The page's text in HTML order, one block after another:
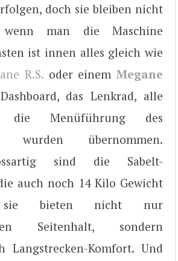
doch sie bleiben nicht
wenn man die Maschine
ist innen alles gleich wie
R.S. oder einemMegane
das Lenkrad, alle
Menüführung des
wurden übernommen.
sind die Sabelt-
auch noch 14 Kilo Gewicht
sie bieten nicht nur
Seitenhalt, sondern
Langstrecken-Komfort. Und